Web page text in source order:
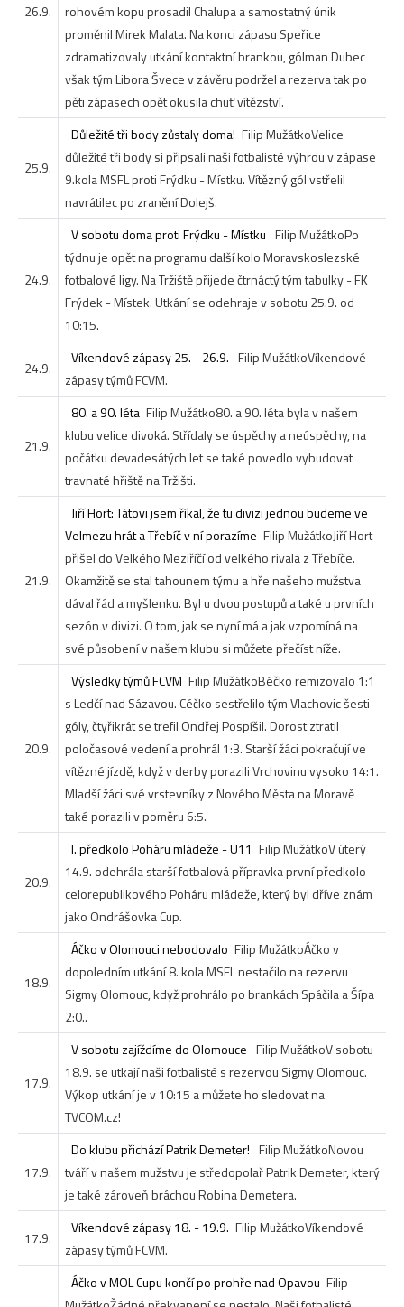
26.9.
rohovém kopu prosadil Chalupa a samostatný únik
proměnil Mirek Malata. Na konci zápasu Speřice
zdramatizovaly utkání kontaktní brankou, gólman Dubec
však tým Libora Švece v závěru podržel a rezerva tak po
pěti zápasech opět okusila chuť vítězství.
25.9.
Důležité tři body zůstaly doma! Filip MužátkoVelice
důležité tři body si připsali naši fotbalisté výhrou v zápase
9.kola MSFL proti Frýdku - Místku. Vítězný gól vstřelil
navrátilec po zranění Dolejš.
24.9.
V sobotu doma proti Frýdku - Místku Filip MužátkoPo
týdnu je opět na programu další kolo Moravskoslezské
fotbalové ligy. Na Tržiště přijede čtrnáctý tým tabulky - FK
Frýdek - Místek. Utkání se odehraje v sobotu 25.9. od
10:15.
24.9.
Víkendové zápasy 25. - 26.9. Filip MužátkoVíkendové
zápasy týmů FCVM.
21.9.
80. a 90. léta Filip Mužátko80. a 90. léta byla v našem
klubu velice divoká. Střídaly se úspěchy a neúspěchy, na
počátku devadesátých let se také povedlo vybudovat
travnaté hřiště na Tržišti.
21.9.
Jiří Hort: Tátovi jsem říkal, že tu divizi jednou budeme ve
Velmezu hrát a Třebíč v ní porazíme Filip MužátkoJiří Hort
přišel do Velkého Meziříčí od velkého rivala z Třebíče.
Okamžitě se stal tahounem týmu a hře našeho mužstva
dával řád a myšlenku. Byl u dvou postupů a také u prvních
sezón v divizi. O tom, jak se nyní má a jak vzpomíná na
své působení v našem klubu si můžete přečíst níže.
20.9.
Výsledky týmů FCVM Filip MužátkoBéčko remizovalo 1:1
s Ledčí nad Sázavou. Céčko sestřelilo tým Vlachovic šesti
góly, čtyřikrát se trefil Ondřej Pospíšil. Dorost ztratil
poločasové vedení a prohrál 1:3. Starší žáci pokračují ve
vítězné jízdě, když v derby porazili Vrchovinu vysoko 14:1.
Mladší žáci své vrstevníky z Nového Města na Moravě
také porazili v poměru 6:5.
20.9.
I. předkolo Poháru mládeže - U11 Filip MužátkoV úterý
14.9. odehrála starší fotbalová přípravka první předkolo
celorepublikového Poháru mládeže, který byl dříve znám
jako Ondrášovka Cup.
18.9.
Áčko v Olomouci nebodovalo Filip MužátkoÁčko v
dopoledním utkání 8. kola MSFL nestačilo na rezervu
Sigmy Olomouc, když prohrálo po brankách Spáčila a Šípa
2:0..
17.9.
V sobotu zajíždíme do Olomouce Filip MužátkoV sobotu
18.9. se utkají naši fotbalisté s rezervou Sigmy Olomouc.
Výkop utkání je v 10:15 a můžete ho sledovat na
TVCOM.cz!
17.9.
Do klubu přichází Patrik Demeter! Filip MužátkoNovou
tváří v našem mužstvu je středopolař Patrik Demeter, který
je také zároveň bráchou Robina Demetera.
17.9.
Víkendové zápasy 18. - 19.9. Filip MužátkoVíkendové
zápasy týmů FCVM.
Áčko v MOL Cupu končí po prohře nad Opavou Filip